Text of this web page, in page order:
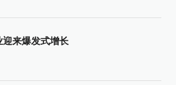
迎来爆发式增长